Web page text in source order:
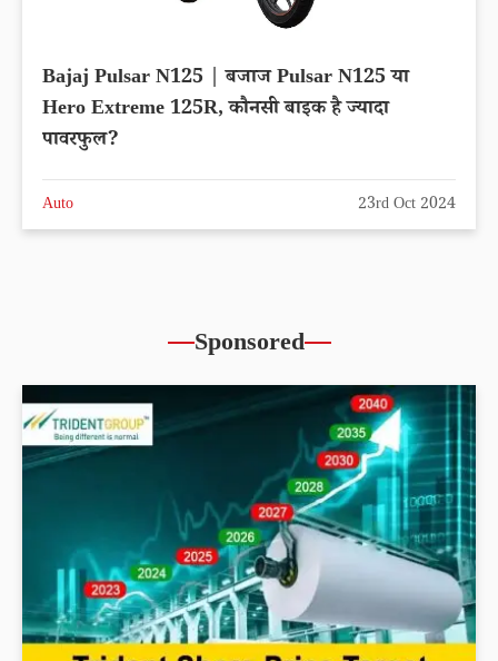
Bajaj Pulsar N125 | बजाज Pulsar N125 या
Hero Extreme 125R, कौनसी बाइक है ज्यादा
पावरफुल?
Auto 23rd Oct 2024
Sponsored